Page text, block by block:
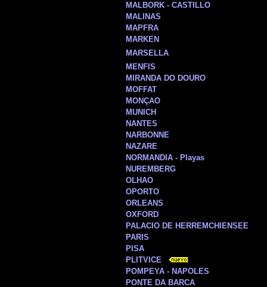
MALBORK - CASTILLO
MALINAS
MAPFRA
MARKEN
MARSELLA
MENFIS
MIRANDA DO DOURO
MOFFAT
MONÇAO
MUNICH
NANTES
NARBONNE
NAZARE
NORMANDIA - Playas
NUREMBERG
OLHAO
OPORTO
ORLEANS
OXFORD
PALACIO DE HERREMCHIENSEE
PARIS
PISA
PLITVICE
POMPEYA - NAPOLES
PONTE DA BARCA